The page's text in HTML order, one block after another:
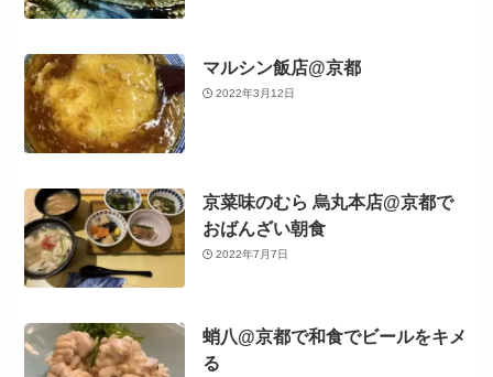
マルシン飯店@京都
2022年3月12日
京菜味のむら 烏丸本店@京都で
おばんざい朝食
2022年7月7日
蛸八@京都で和食でビールをキメ
る